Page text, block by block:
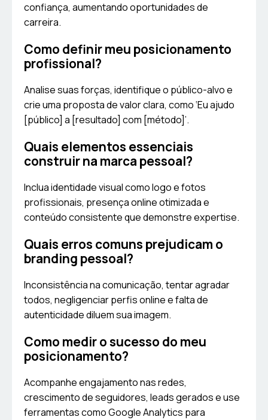
confiança, aumentando oportunidades de
carreira.
Como definir meu posicionamento
profissional?
Analise suas forças, identifique o público-alvo e
crie uma proposta de valor clara, como ‘Eu ajudo
[público] a [resultado] com [método]’.
Quais elementos essenciais
construir na marca pessoal?
Inclua identidade visual como logo e fotos
profissionais, presença online otimizada e
conteúdo consistente que demonstre expertise.
Quais erros comuns prejudicam o
branding pessoal?
Inconsistência na comunicação, tentar agradar
todos, negligenciar perfis online e falta de
autenticidade diluem sua imagem.
Como medir o sucesso do meu
posicionamento?
Acompanhe engajamento nas redes,
crescimento de seguidores, leads gerados e use
ferramentas como Google Analytics para